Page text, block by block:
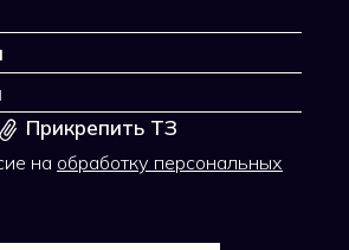
Прикрепить ТЗ
на обработку персональных